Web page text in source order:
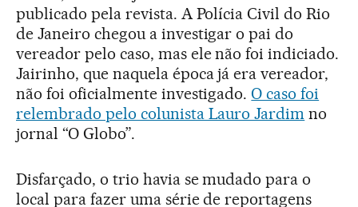
publicado pela revista. A Polícia Civil do Rio
de Janeiro chegou a investigar o pai do
vereador pelo caso, mas ele não foi indiciado.
Jairinho, que naquela época já era vereador,
não foi oficialmente investigado. O caso foi
relembrado pelo colunista Lauro Jardim no
jornal “O Globo”.
Disfarçado, o trio havia se mudado para o
local para fazer uma série de reportagens